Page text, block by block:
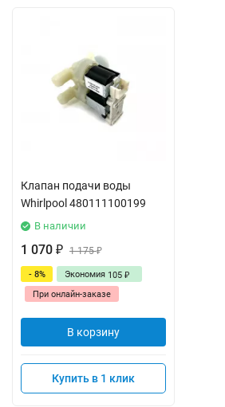
Клапан подачи воды
Whirlpool 480111100199
В наличии
1 070 ₽ 1 175₽
- 8% Экономия 105 ₽
При онлайн-заказе
В корзину
Купить в 1 клик